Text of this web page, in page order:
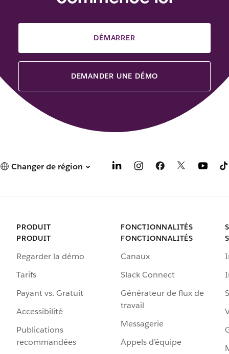
DÉMARRER
DEMANDER UNE DÉMO
Changer de région
PRODUIT
PRODUIT
Regarder la démo
Tarifs
Payant vs. Gratuit
Accessibilité
Publications
recommandées
FONCTIONNALITÉS
FONCTIONNALITÉS
Canaux
Slack Connect
Générateur de flux de
travail
Messagerie
Appels d’équipe